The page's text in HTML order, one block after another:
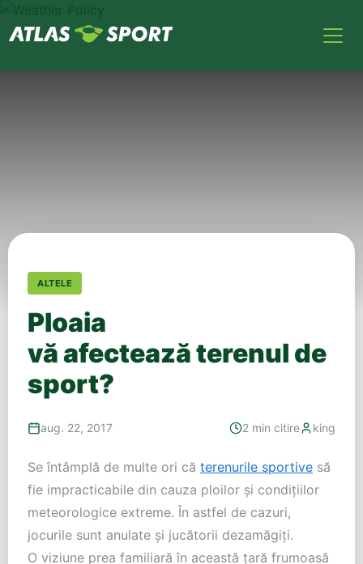
ALTELE
Ploaia
vă afectează terenul de
sport?
aug. 22, 2017 2 min citire king
Se întâmplă de multe ori că terenurile sportive să
fie impracticabile din cauza ploilor şi condiţiilor
meteorologice extreme. În astfel de cazuri,
jocurile sunt anulate şi jucătorii dezamăgiţi.
O viziune prea familiară în această ţară frumoasă